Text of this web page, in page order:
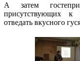
А затем
присутствующих к
отведать вкусного